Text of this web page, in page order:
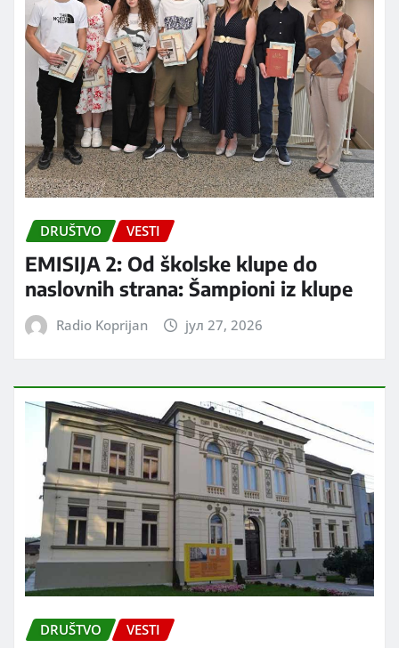
DRUŠTVO VESTI
EMISIJA 2: Od školske klupe do
naslovnih strana: Šampioni iz klupe
Radio Koprijan јул 27, 2026
DRUŠTVO VESTI